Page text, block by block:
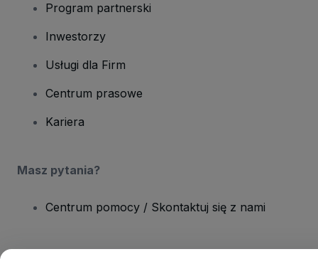
Program partnerski
Inwestorzy
Usługi dla Firm
Centrum prasowe
Kariera
Masz pytania?
Centrum pomocy / Skontaktuj się z nami